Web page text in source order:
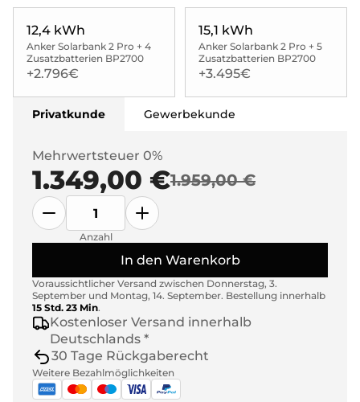
12,4 kWh
Anker Solarbank 2 Pro + 4
Zusatzbatterien BP2700
+2.796€
15,1 kWh
Anker Solarbank 2 Pro + 5
Zusatzbatterien BP2700
+3.495€
Privatkunde Gewerbekunde
Mehrwertsteuer 0%
1.349,00 €1.959,00 €
Anzahl
In den Warenkorb
Voraussichtlicher Versand zwischen Donnerstag, 3.
September und Montag, 14. September. Bestellung innerhalb
15 Std. 23 Min.
Kostenloser Versand innerhalb
Deutschlands *
30 Tage Rückgaberecht
Weitere Bezahlmöglichkeiten